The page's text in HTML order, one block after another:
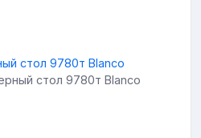
стол 9780т Blanco